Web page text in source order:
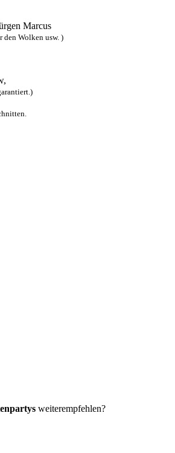
Marcus
den Wolken usw. )
weiterempfehlen?